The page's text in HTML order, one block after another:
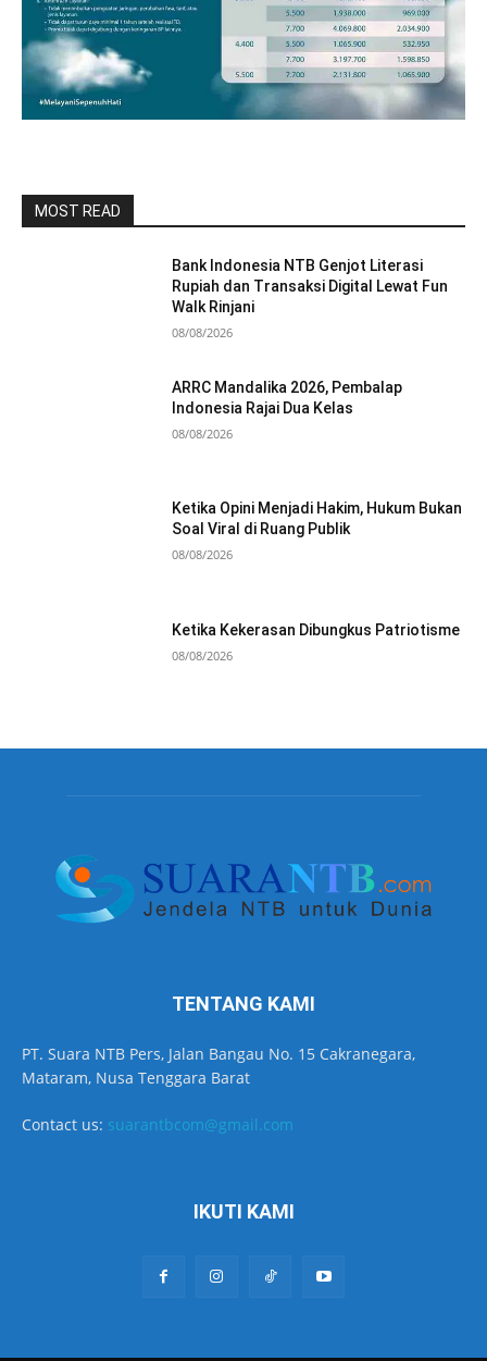
MOST READ
Bank Indonesia NTB Genjot Literasi
Rupiah dan Transaksi Digital Lewat Fun
Walk Rinjani
08/08/2026
ARRC Mandalika 2026, Pembalap
Indonesia Rajai Dua Kelas
08/08/2026
Ketika Opini Menjadi Hakim, Hukum Bukan
Soal Viral di Ruang Publik
08/08/2026
Ketika Kekerasan Dibungkus Patriotisme
08/08/2026
TENTANG KAMI
PT. Suara NTB Pers, Jalan Bangau No. 15 Cakranegara,
Mataram, Nusa Tenggara Barat
Contact us: suarantbcom@gmail.com
IKUTI KAMI